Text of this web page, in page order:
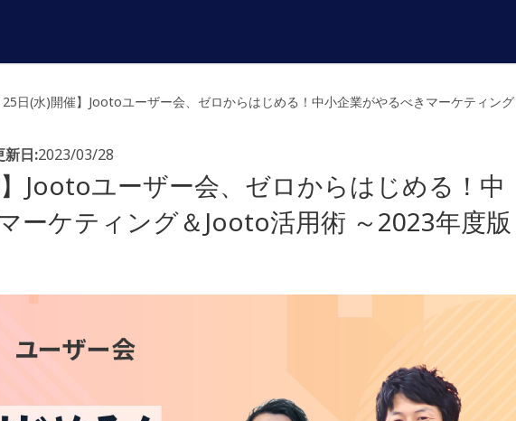
25日(水)開催】Jootoユーザー会、ゼロからはじめる！中小企業がやるべきマーケティン
新日:2023/03/28
】Jootoユーザー会、ゼロからはじめる！中
ーケティング＆Jooto活用術 ～2023年度版